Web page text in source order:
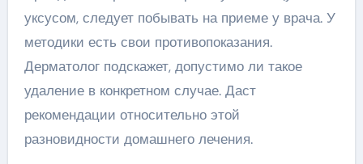
уксусом, следует побывать на приеме у врача. У
методики есть свои противопоказания.
Дерматолог подскажет, допустимо ли такое
удаление в конкретном случае. Даст
рекомендации относительно этой
разновидности домашнего лечения.